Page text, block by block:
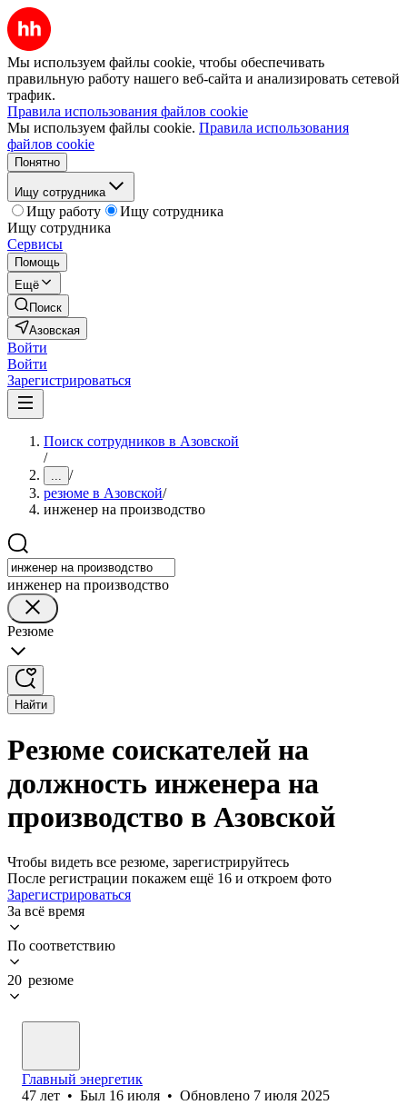
Мы используем файлы cookie, чтобы обеспечивать
правильную работу нашего веб-сайта и анализировать сетевой
трафик.
Правила использования файлов cookie
Мы используем файлы cookie. Правила использования
файлов cookie
Понятно
Ищу сотрудника
Ищу работу
Ищу сотрудника
Ищу сотрудника
Сервисы
Помощь
Ещё
Поиск
Азовская
Войти
Войти
Зарегистрироваться
Поиск сотрудников в Азовской
/
... /
резюме в Азовской/
инженер на производство
инженер на производство
Резюме
Найти
Резюме соискателей на
должность инженера на
производство в Азовской
Чтобы видеть все резюме, зарегистрируйтесь
После регистрации покажем ещё 16 и откроем фото
Зарегистрироваться
За всё время
По соответствию
20 резюме
Главный энергетик
47 лет • Был 16 июля • Обновлено 7 июля 2025